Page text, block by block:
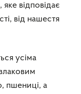
відповідає
від нашестя
усіма
пшениці, а